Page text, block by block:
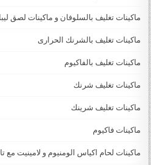
ماكينات تغليف بالسلوفان و ماكينات لصق
ماكينات تغليف بالشرنك الحرارى
ماكينات تغليف بالفاكيوم
ماكينات تغليف شرنك
ماكينات تغليف شرينك
ماكينات فاكيوم
ماكينات لحام اكياس الومنيوم و لامينيت مع